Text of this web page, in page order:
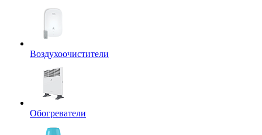
Воздухоочистители
Обогреватели